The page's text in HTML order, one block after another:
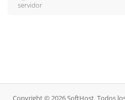
servidor
Copyright © 2026 SoftHost. Todos